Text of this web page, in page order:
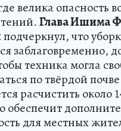
велика опасность
Глава Ишима
подчеркнул, что
заблаговременно,
техника могла
по твёрдой
расчистить около
обеспечит
для местных